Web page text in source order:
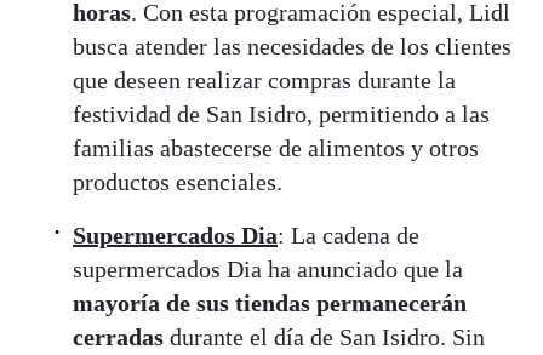
horas. Con esta programación especial, Lidl
busca atender las necesidades de los clientes
que deseen realizar compras durante la
festividad de San Isidro, permitiendo a las
familias abastecerse de alimentos y otros
productos esenciales.
Supermercados Dia: La cadena de
supermercados Dia ha anunciado que la
mayoría de sus tiendas permanecerán
cerradas durante el día de San Isidro. Sin